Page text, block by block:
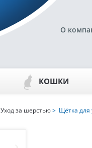
О
КОШКИ
Уход за шерстью> Щётка